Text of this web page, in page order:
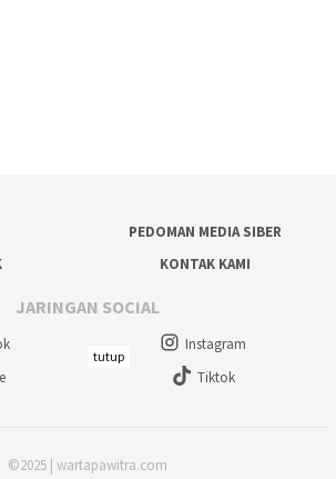
PEDOMAN MEDIA SIBER
KONTAK KAMI
JARINGAN SOCIAL
Instagram
Tiktok
©2025 | wartapawitra.com
tutup